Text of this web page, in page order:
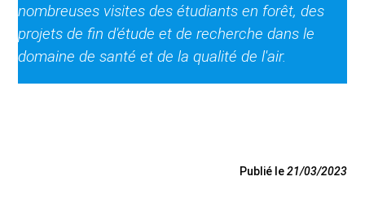
nombreuses visites des étudiants en forêt, des
projets de fin d'étude et de recherche dans le
domaine de santé et de la qualité de l'air.
Publié le21/03/2023